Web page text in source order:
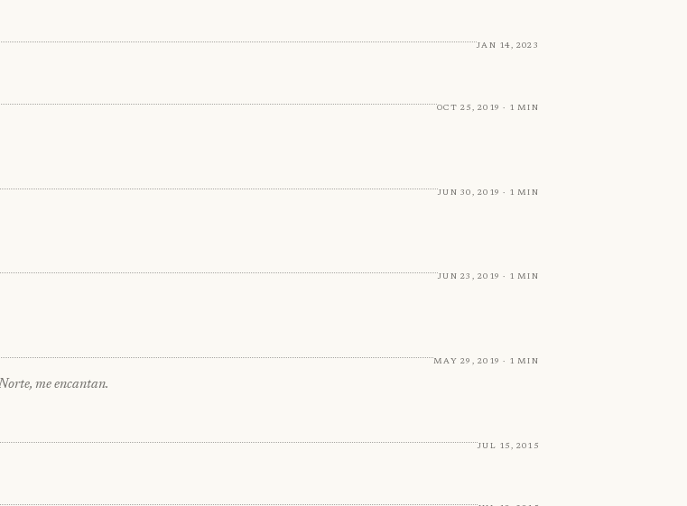
Jan 14, 2023
Oct 25, 2019 · 1 min
Jun 30, 2019 · 1 min
Jun 23, 2019 · 1 min
May 29, 2019 · 1 min
me encantan.
Jul 15, 2015